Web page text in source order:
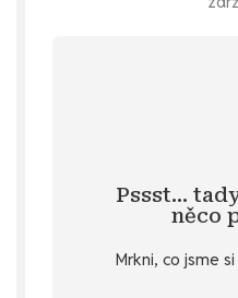
Pssst…
něco
Mrkni, co jsme
Specifikace. 💌
vlastní
pomoc - zadej